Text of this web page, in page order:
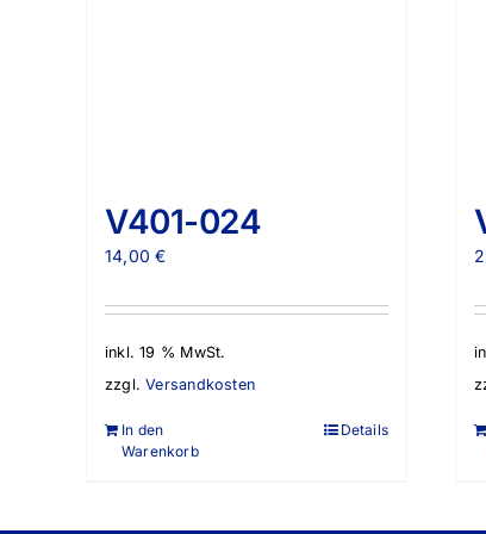
V401-024
14,00€
inkl. 19 % MwSt.
zzgl.Versandkosten
In den
Warenkorb
Details